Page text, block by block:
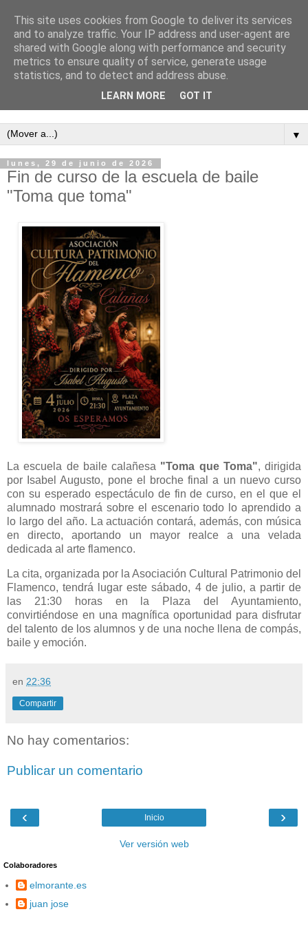
Semanario independiente de Calañas
▼
lunes, 29 de junio de 2026
Fin de curso de la escuela de baile
"Toma que toma"
La escuela de baile calañesa "Toma que Toma", dirigida
por Isabel Augusto, pone el broche final a un nuevo curso
con su esperado espectáculo de fin de curso, en el que el
alumnado mostrará sobre el escenario todo lo aprendido a
lo largo del año. La actuación contará, además, con música
en directo, aportando un mayor realce a una velada
dedicada al arte flamenco.
La cita, organizada por la Asociación Cultural Patrimonio del
Flamenco, tendrá lugar este sábado, 4 de julio, a partir de
las 21:30 horas en la Plaza del Ayuntamiento,
convirtiéndose en una magnífica oportunidad para disfrutar
del talento de los alumnos y de una noche llena de compás,
baile y emoción.
en 22:36
Compartir
No hay comentarios:
Publicar un comentario
‹ ›
Inicio
Ver versión web
Colaboradores
elmorante.es
juan jose
This site uses cookies from Google to deliver its services
and to analyze traffic. Your IP address and user-agent are
shared with Google along with performance and security
metrics to ensure quality of service, generate usage
statistics, and to detect and address abuse.
LEARN MORE GOT IT